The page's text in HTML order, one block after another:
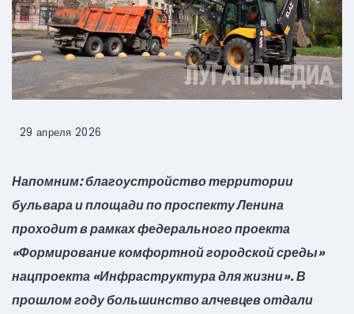
29 апреля 2026
Напомним: благоустройство территории
бульвара и площади по проспекту Ленина
проходит в рамках федерального проекта
«Формирование комфортной городской среды»
нацпроекта «Инфраструктура для жизни». В
прошлом году большинство алчевцев отдали